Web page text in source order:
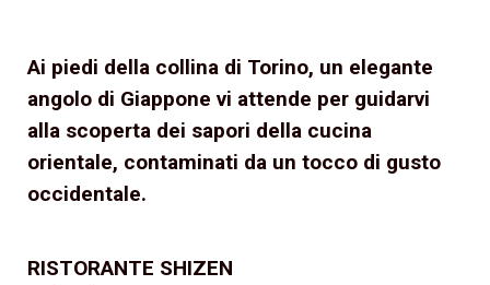
Ai piedi della collina di Torino, un elegante
angolo di Giappone vi attende per guidarvi
alla scoperta dei sapori della cucina
orientale, contaminati da un tocco di gusto
occidentale.
RISTORANTE SHIZEN